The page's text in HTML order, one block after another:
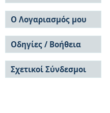
Σε όλο το DSpace
Κοινότητες & Συλλογές
Ανά Ημερομηνία
Έκδοσης
Συγγραφείς
Τίτλοι
Θέματα
Ο Λογαριασμός μου
Σύνδεση
Εγγραφή
Οδηγίες / Βοήθεια
Οδηγίες Υποβολής
Οδηγίες Χρήσης ΙΑ
Συχνές Ερωτήσεις
Σχετικοί Σύνδεσμοι